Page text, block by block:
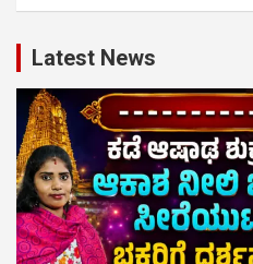
Latest News